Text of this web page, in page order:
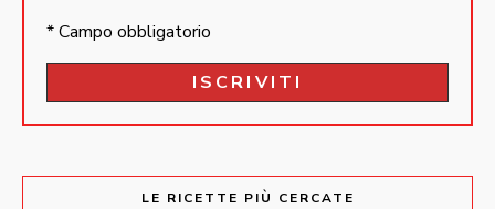
* Campo obbligatorio
LE RICETTE PIÙ CERCATE